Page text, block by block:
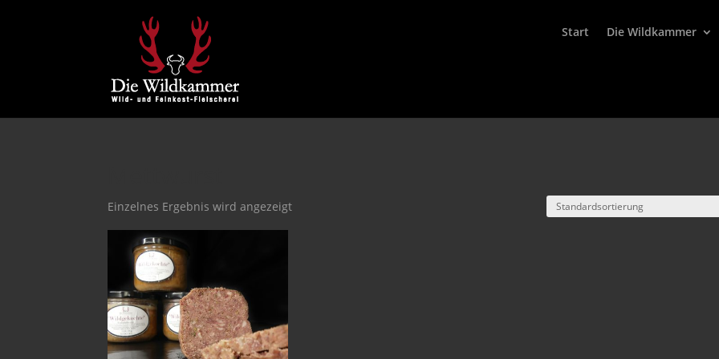
Start Die Wildkammer
Einzelnes Ergebnis wird angezeigt